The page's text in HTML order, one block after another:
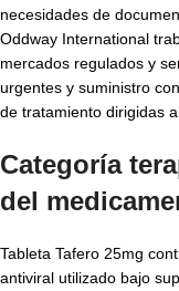
necesidades de
Oddway International
mercados regulados y
urgentes y suministro
de tratamiento dirigidas
Categoría
del
Tableta Tafero 25mg
antiviral utilizado bajo